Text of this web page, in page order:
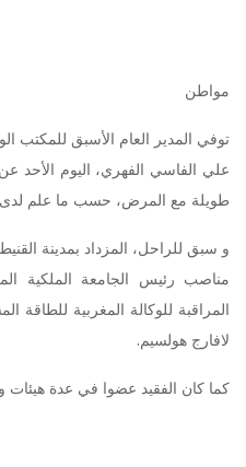
مواطن
توفي المدير العام الأسبق للمكتب
طويلة مع المرض، حسب ما علم لدى
و سبق للراحل، المزداد بمدينة
مناصب رئيس الجامعة الملكية
المراقبة للوكالة المغربية
لافارج هولسيم.
كما كان الفقيد عضوا في عدة هيئات